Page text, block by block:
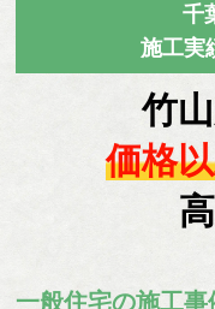
千
施工実
竹
価格
一般住宅の施工事